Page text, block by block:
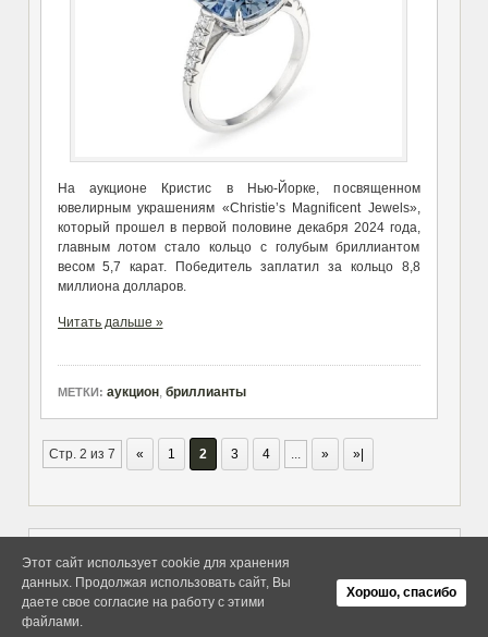
На аукционе Кристис в Нью-Йорке, посвященном
ювелирным украшениям «Christie’s Magnificent Jewels»,
который прошел в первой половине декабря 2024 года,
главным лотом стало кольцо с голубым бриллиантом
весом 5,7 карат. Победитель заплатил за кольцо 8,8
миллиона долларов.
Читать дальше »
МЕТКИ: аукцион, бриллианты
Стр. 2 из 7 « 1 2 3 4 ... » »|
Об Arras WordPress Theme
Copyright elitethings. All Rights
Reserved.
Этот сайт использует cookie для хранения
данных. Продолжая использовать сайт, Вы
даете свое согласие на работу с этими
файлами.
Хорошо, спасибо